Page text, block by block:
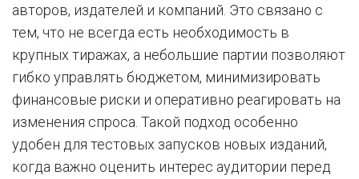
авторов, издателей и компаний. Это связано с
тем, что не всегда есть необходимость в
крупных тиражах, а небольшие партии позволяют
гибко управлять бюджетом, минимизировать
финансовые риски и оперативно реагировать на
изменения спроса. Такой подход особенно
удобен для тестовых запусков новых изданий,
когда важно оценить интерес аудитории перед